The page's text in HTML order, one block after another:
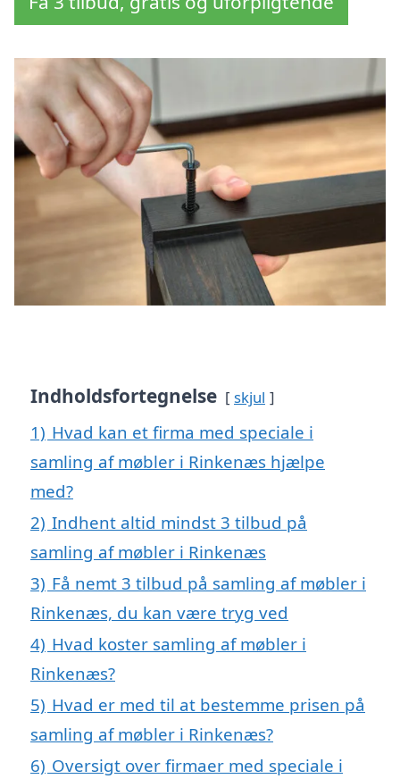
Indholdsfortegnelse skjul
1) Hvad kan et firma med speciale i
samling af møbler i Rinkenæs hjælpe
med?
2) Indhent altid mindst 3 tilbud på
samling af møbler i Rinkenæs
3) Få nemt 3 tilbud på samling af møbler i
Rinkenæs, du kan være tryg ved
4) Hvad koster samling af møbler i
Rinkenæs?
5) Hvad er med til at bestemme prisen på
samling af møbler i Rinkenæs?
6) Oversigt over firmaer med speciale i